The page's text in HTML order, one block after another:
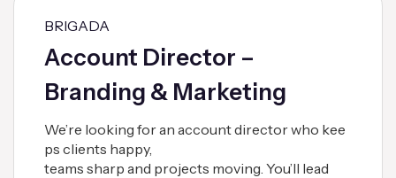
BRIGADA
Account Director –
Branding & Marketing
We’re looking for an account director who kee
ps clients happy,
teams sharp and projects moving. You’ll lead